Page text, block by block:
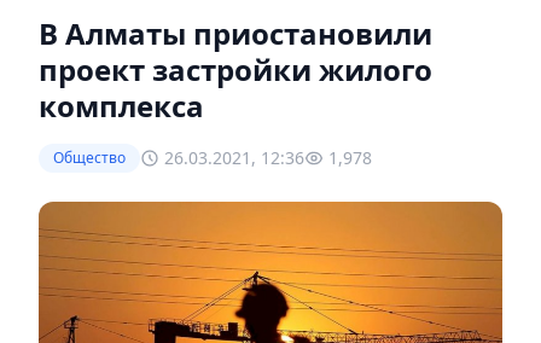
В Алматы приостановили
проект застройки жилого
комплекса
Общество 26.03.2021, 12:36 1,978